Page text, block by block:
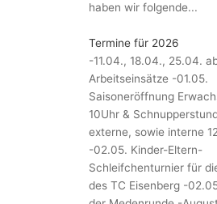
haben wir folgende...
Termine für 2026
-11.04., 18.04., 25.04.
Arbeitseinsätze -01.05.
Saisoneröffnung
10Uhr &
externe, sowie interne
-02.05. Kinder-Eltern-
Schleifchenturnier für
des TC Eisenberg -